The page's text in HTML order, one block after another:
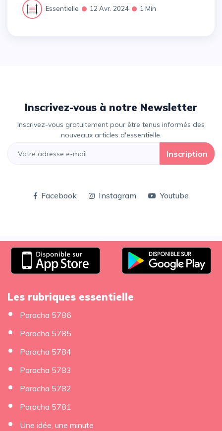
Essentielle 12 Avr. 2024 1 Min
Inscrivez-vous à notre Newsletter
Inscrivez-vous gratuitement pour être tenus informés des
nouveaux articles d'essentielle.
Inscription
Facebook Instagram Youtube
Les rubriques essentielle
Paracha 5786
Paracha 5785
Paracha 5784
Paracha 5783
Paracha 5782
Paracha 5781
Une idée, une minute